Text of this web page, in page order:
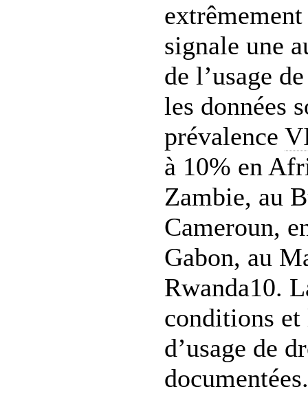
signale une
de l’usage
les données
prévalence
à 10% en
Zambie, au
Cameroun,
Gabon, au
Rwanda10.
conditions et
d’usage de
documentées.